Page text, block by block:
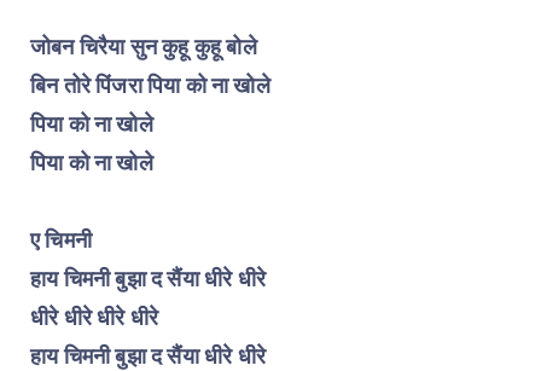
जोबन चिरैया सुन कुहू कुहू बोले
बिन तोरे पिंजरा पिया को ना खोले
पिया को ना खोले
पिया को ना खोले
ए चिमनी
हाय चिमनी बुझा द सैंया धीरे धीरे
धीरे धीरे धीरे धीरे
हाय चिमनी बुझा द सैंया धीरे धीरे